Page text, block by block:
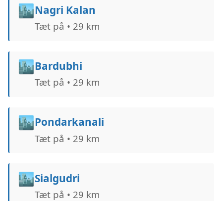
🏙️Nagri Kalan
Tæt på • 29 km
🏙️Bardubhi
Tæt på • 29 km
🏙️Pondarkanali
Tæt på • 29 km
🏙️Sialgudri
Tæt på • 29 km